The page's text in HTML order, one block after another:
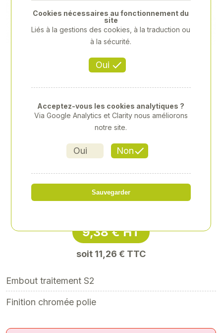
DOUILLE 1/2" XZN M6
9,38 € HT
soit 11,26 € TTC
Embout traitement S2
Finition chromée polie
Oui
Cookies nécessaires au fonctionnement du
site
Liés à la gestions des cookies, à la traduction ou
à la sécurité.
Oui Non
Acceptez-vous les cookies analytiques ?
Via Google Analytics et Clarity nous améliorons
notre site.
Sauvegarder